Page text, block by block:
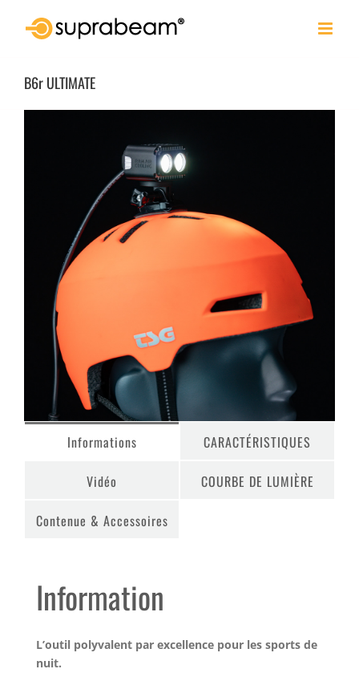
B6r ULTIMATE
Informations CARACTÉRISTIQUES
Vidéo COURBE DE LUMIÈRE
Contenue & Accessoires
Information
L’outil polyvalent par excellence pour les sports de
nuit.